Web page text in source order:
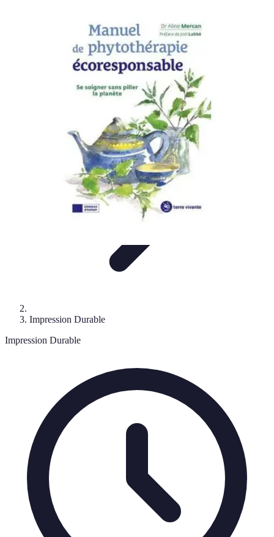
Impact environnemental
Économie et
Utilisation et entretienPratiques et Conseils
Impression Durable
Impression Durable